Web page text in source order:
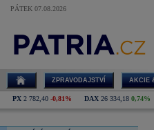
PÁTEK 07.08.2026
ZPRAVODAJSTVÍ AKCIE
PX 2 782,40 -0,81% DAX 26 334,18 0,74%